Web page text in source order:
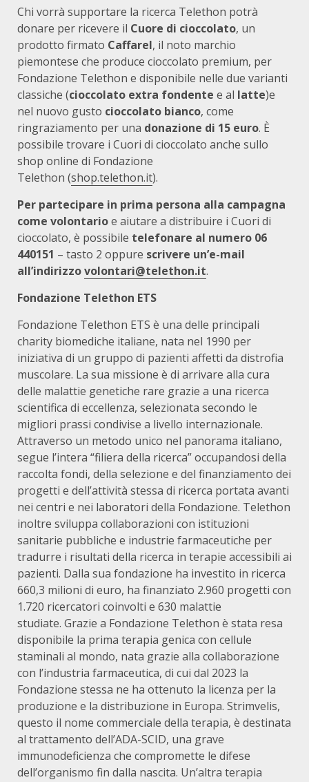
Chi vorrà supportare la ricerca Telethon potrà
donare per ricevere il Cuore di cioccolato, un
prodotto firmato Caffarel, il noto marchio
piemontese che produce cioccolato premium, per
Fondazione Telethon e disponibile nelle due varianti
classiche (cioccolato extra fondente e al latte)e
nel nuovo gusto cioccolato bianco, come
ringraziamento per una donazione di 15 euro. È
possibile trovare i Cuori di cioccolato anche sullo
shop online di Fondazione
Telethon (shop.telethon.it).
Per partecipare in prima persona alla campagna
come volontarioe aiutare a distribuire i Cuori di
cioccolato, è possibile telefonare al numero 06
440151 – tasto 2 oppure scrivere un’e-mail
all’indirizzovolontari@telethon.it.
Fondazione Telethon ETS
Fondazione Telethon ETS è una delle principali
charity biomediche italiane, nata nel 1990 per
iniziativa di un gruppo di pazienti affetti da distrofia
muscolare. La sua missione è di arrivare alla cura
delle malattie genetiche rare grazie a una ricerca
scientifica di eccellenza, selezionata secondo le
migliori prassi condivise a livello internazionale.
Attraverso un metodo unico nel panorama italiano,
segue l’intera “filiera della ricerca” occupandosi della
raccolta fondi, della selezione e del finanziamento dei
progetti e dell’attività stessa di ricerca portata avanti
nei centri e nei laboratori della Fondazione. Telethon
inoltre sviluppa collaborazioni con istituzioni
sanitarie pubbliche e industrie farmaceutiche per
tradurre i risultati della ricerca in terapie accessibili ai
pazienti. Dalla sua fondazione ha investito in ricerca
660,3 milioni di euro, ha finanziato 2.960 progetti con
1.720 ricercatori coinvolti e 630 malattie
studiate. Grazie a Fondazione Telethon è stata resa
disponibile la prima terapia genica con cellule
staminali al mondo, nata grazie alla collaborazione
con l’industria farmaceutica, di cui dal 2023 la
Fondazione stessa ne ha ottenuto la licenza per la
produzione e la distribuzione in Europa. Strimvelis,
questo il nome commerciale della terapia, è destinata
al trattamento dell’ADA-SCID, una grave
immunodeficienza che compromette le difese
dell’organismo fin dalla nascita. Un’altra terapia